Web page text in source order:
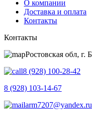
О компании
Доставка и оплата
Контакты
Контакты
Ростовская обл, г.
8 (928) 100-28-42
8 (928) 103-14-67
arm7207@yandex.ru